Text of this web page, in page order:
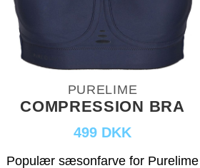
PURELIME
COMPRESSION BRA
499 DKK
Populær sæsonfarve for Purelime